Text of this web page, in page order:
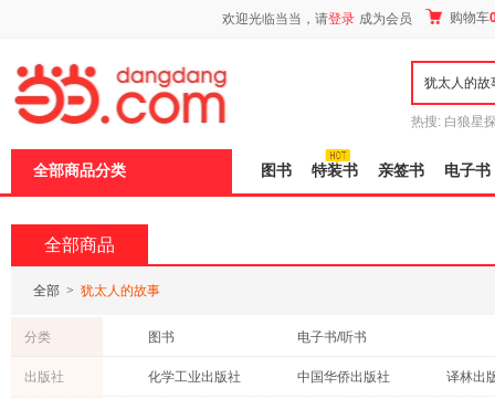
欢迎光临当当，请登录 成为会员 购物车
热搜: 白狼星
全部商品分类 图书 特装书 亲签书 电子书
全部商品
全部 > 犹太人的故事
分类 图书 电子书/听书
出版社 化学工业出版社 中国华侨出版社
译林出
页
加